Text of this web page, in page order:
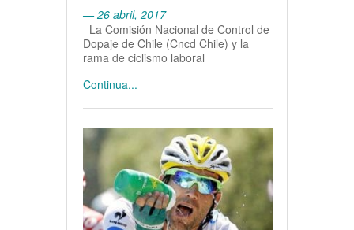
— 26 abril, 2017
La Comisión Nacional de Control de
Dopaje de Chile (Cncd Chile) y la
rama de ciclismo laboral
Continua...